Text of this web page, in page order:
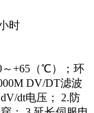
时
～+65（℃）；环
DV/DT滤波
dt电压； 2.防